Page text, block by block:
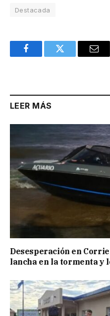
Destacada
FacebookTwitter
LEER MÁS
Desesperación en
lancha en la tormenta y